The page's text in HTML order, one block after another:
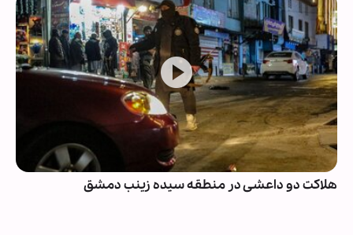
هلاکت دو داعشی در منطقه سیده زینب دمشق